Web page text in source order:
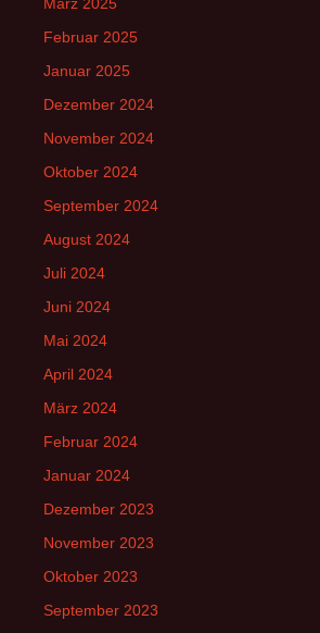
Februar 2025
Januar 2025
Dezember 2024
November 2024
Oktober 2024
September 2024
August 2024
Juli 2024
Juni 2024
Mai 2024
April 2024
März 2024
Februar 2024
Januar 2024
Dezember 2023
November 2023
Oktober 2023
September 2023